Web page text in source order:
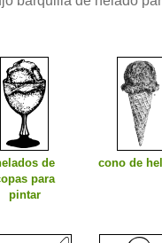
de
para
pintar
cono de